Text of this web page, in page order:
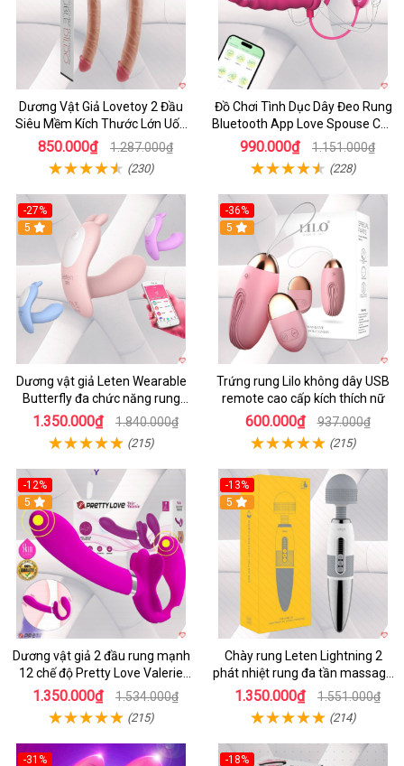
Dương Vật Giả Lovetoy 2 Đầu
Siêu Mềm Kích Thước Lớn Uốn
Cong
850.000₫ 1.287.000₫
(230)
Đồ Chơi Tình Dục Dây Đeo Rung
Bluetooth App Love Spouse Cho
Les
990.000₫ 1.151.000₫
(228)
-27%
5
Dương vật giả Leten Wearable
Butterfly đa chức năng rung
mạnh điều khiển app bluetooth
1.350.000₫ 1.840.000₫
(215)
-36%
5
Trứng rung Lilo không dây USB
remote cao cấp kích thích nữ
600.000₫ 937.000₫
(215)
-12%
5
Dương vật giả 2 đầu rung mạnh
12 chế độ Pretty Love Valerie
mua ngay
1.350.000₫ 1.534.000₫
(215)
-13%
5
Chày rung Leten Lightning 2
phát nhiệt rung đa tần massage
toàn thân kích thích
1.350.000₫ 1.551.000₫
(214)
-31%
-18%